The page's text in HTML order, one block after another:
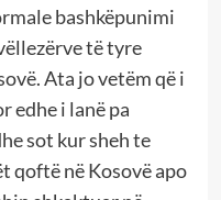
bashkëpunimi
të tyre
Ata jo vetëm që i
edhe i lanë pa
sot kur sheh te
qoftë në Kosovë apo